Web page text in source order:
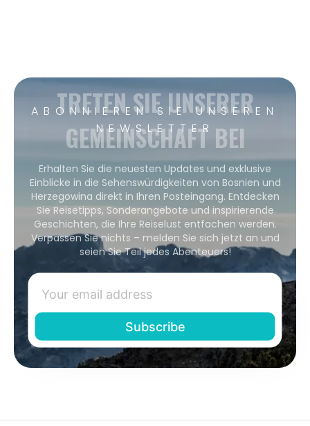
ABONNIEREN SIE UNSEREN
NEWSLETTER
TRETEN SIE UNSERER
GEMEINSCHAFT BEI
Erhalten Sie die neuesten Updates und exklusive
Einblicke in die Sehenswürdigkeiten von Bosnien und
Herzegowina direkt in Ihren Posteingang. Entdecken
Sie Reisetipps, Sonderangebote und inspirierende
Geschichten, die Ihre Reiselust entfachen werden.
Verpassen Sie nichts – melden Sie sich jetzt an und
seien Sie Teil jedes Abenteuers!